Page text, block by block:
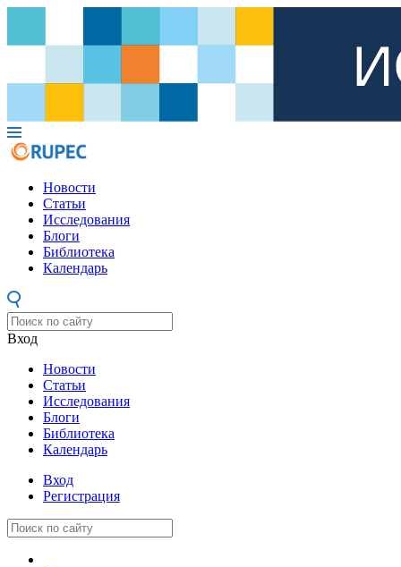
Новости
Статьи
Исследования
Блоги
Библиотека
Календарь
Вход
Новости
Статьи
Исследования
Блоги
Библиотека
Календарь
Вход
Регистрация